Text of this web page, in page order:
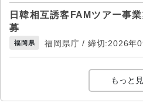
日韓相互誘客FAMツアー事
募
福岡県 福岡県庁 / 締切:2026年
もっと